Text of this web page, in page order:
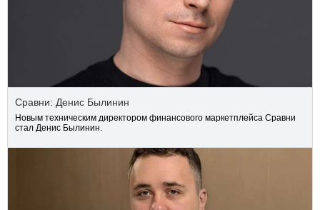
Сравни: Денис Былинин
Новым техническим директором финансового маркетплейса Сравни
стал Денис Былинин.